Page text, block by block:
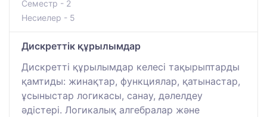
Семестр - 2
Несиелер - 5
Дискреттік құрылымдар
Дискретті құрылымдар келесі тақырыптарды
қамтиды: жинақтар, функциялар, қатынастар,
ұсыныстар логикасы, санау, дәлелдеу
әдістері. Логикалық алгебралар және